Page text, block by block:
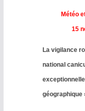
Météo
15
La vigilance
national
géographique